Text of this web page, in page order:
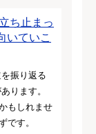
ち止まっ
いていこ
振り返る
ります。
もしれませ
です。